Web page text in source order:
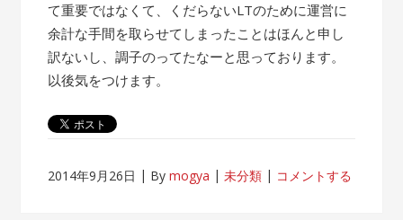
て重要ではなくて、くだらないLTのために運営に
余計な手間を取らせてしまったことはほんと申し
訳ないし、調子のってたなーと思っております。
以後気をつけます。
2014年9月26日 Bymogya 未分類 コメントする